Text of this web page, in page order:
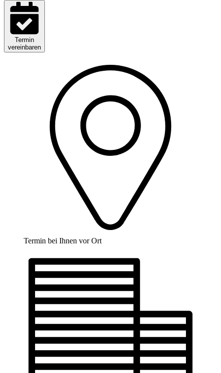
Termin
vereinbaren
Termin bei Ihnen vor Ort